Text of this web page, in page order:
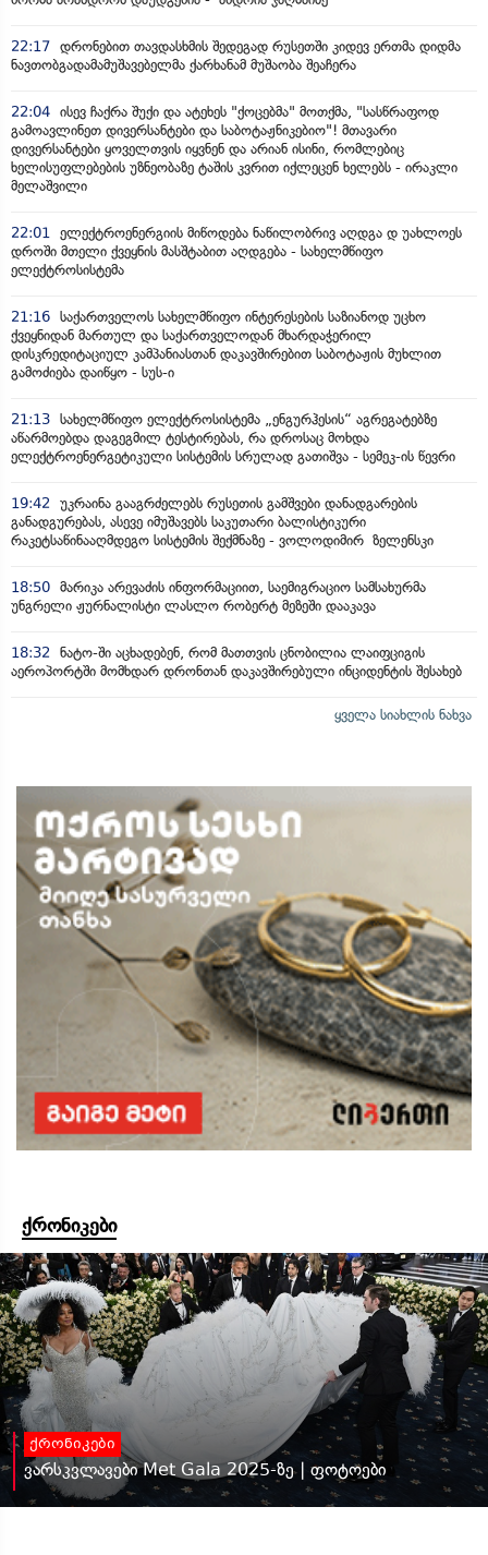
22:17 დრონებით თავდასხმის შედეგად რუსეთში კიდევ ერთმა დიდმა
ნავთობგადამამუშავებელმა ქარხანამ მუშაობა შეაჩერა
22:04 ისევ ჩაქრა შუქი და ატეხეს "ქოცებმა" მოთქმა, "სასწრაფოდ
გამოავლინეთ დივერსანტები და საბოტაჟნიკებიო"! მთავარი
დივერსანტები ყოველთვის იყვნენ და არიან ისინი, რომლებიც
ხელისუფლებების უზნეობაზე ტაშის კვრით იქლეცენ ხელებს - ირაკლი
მელაშვილი
22:01
ელექტროენერგიის მიწოდება ნაწილობრივ აღდგა დ უახლოეს
დროში მთელი ქვეყნის მასშტაბით აღდგება - სახელმწიფო
ელექტროსისტემა
21:16 საქართველოს სახელმწიფო ინტერესების საზიანოდ უცხო
ქვეყნიდან მართულ და საქართველოდან მხარდაჭერილ
დისკრედიტაციულ კამპანიასთან დაკავშირებით საბოტაჟის მუხლით
გამოძიება დაიწყო - სუს-ი
21:13 სახელმწიფო ელექტროსისტემა „ენგურჰესის“ აგრეგატებზე
აწარმოებდა დაგეგმილ ტესტირებას, რა დროსაც მოხდა
ელექტროენერგეტიკული სისტემის სრულად გათიშვა - სემეკ-ის წევრი
19:42
უკრაინა გააგრძელებს რუსეთის გამშვები დანადგარების
განადგურებას, ასევე იმუშავებს საკუთარი ბალისტიკური
რაკეტსაწინააღმდეგო სისტემის შექმნაზე - ვოლოდიმირ ზელენსკი
18:50 მარიკა არევაძის ინფორმაციით, საემიგრაციო სამსახურმა
უნგრელი ჟურნალისტი ლასლო რობერტ მეზეში დააკავა
18:32
ნატო-ში აცხადებენ, რომ მათთვის ცნობილია ლაიფციგის
აეროპორტში მომხდარ დრონთან დაკავშირებული ინციდენტის შესახებ
ყველა სიახლის ნახვა
ქრონიკები
ქრონიკები
ვარსკვლავები Met Gala 2025-ზე | ფოტოები